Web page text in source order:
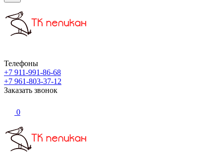
Телефоны
+7 911-991-86-68
+7 961-803-37-12
Заказать звонок
0